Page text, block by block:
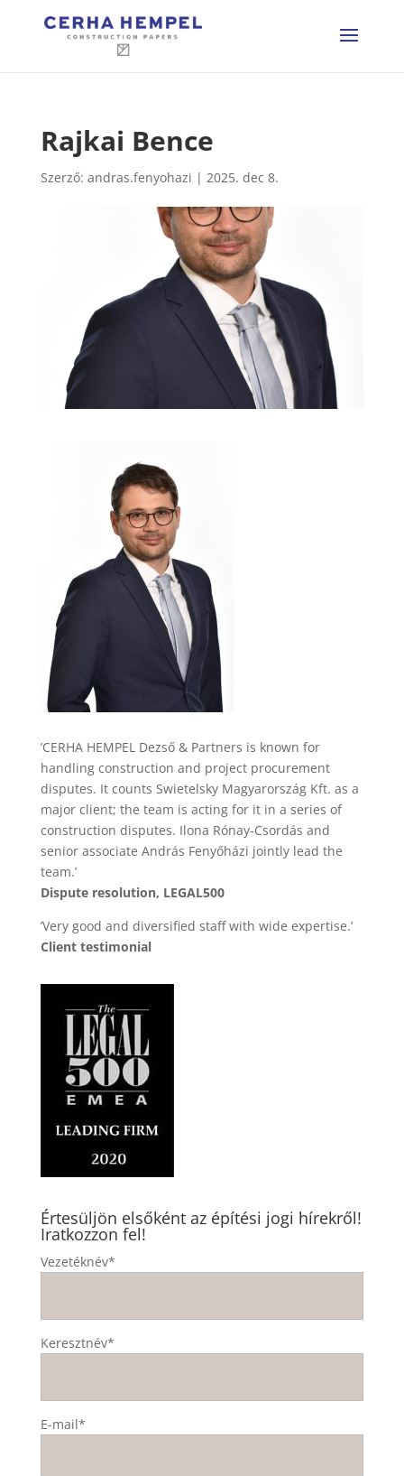
Rajkai Bence
Szerző: andras.fenyohazi | 2025. dec 8.
’CERHA HEMPEL Dezső & Partners is known for
handling construction and project procurement
disputes. It counts Swietelsky Magyarország Kft. as a
major client; the team is acting for it in a series of
construction disputes. Ilona Rónay-Csordás and
senior associate András Fenyőházi jointly lead the
team.’
Dispute resolution, LEGAL500
’Very good and diversified staff with wide expertise.’
Client testimonial
Értesüljön elsőként az építési jogi hírekről!
Iratkozzon fel!
Vezetéknév*
Keresztnév*
E-mail*